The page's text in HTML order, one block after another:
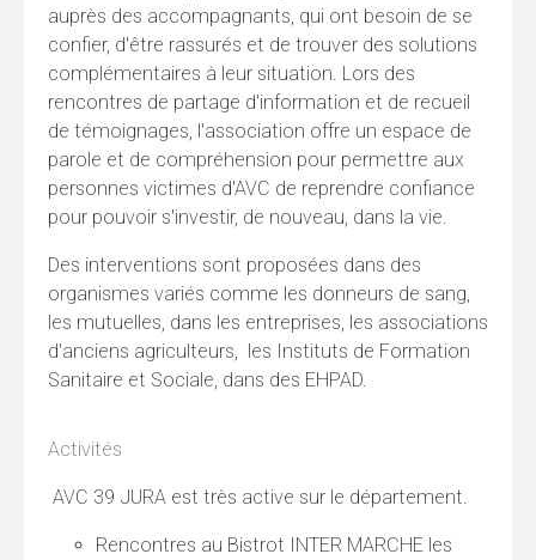
auprès des accompagnants, qui ont besoin de se
confier, d'être rassurés et de trouver des solutions
complémentaires à leur situation. Lors des
rencontres de partage d'information et de recueil
de témoignages, l'association offre un espace de
parole et de compréhension pour permettre aux
personnes victimes d'AVC de reprendre confiance
pour pouvoir s'investir, de nouveau, dans la vie.
Des interventions sont proposées dans des
organismes variés comme les donneurs de sang,
les mutuelles, dans les entreprises, les associations
d'anciens agriculteurs, les Instituts de Formation
Sanitaire et Sociale, dans des EHPAD.
Activités
AVC 39 JURA est très active sur le département.
Rencontres au Bistrot INTER MARCHE les